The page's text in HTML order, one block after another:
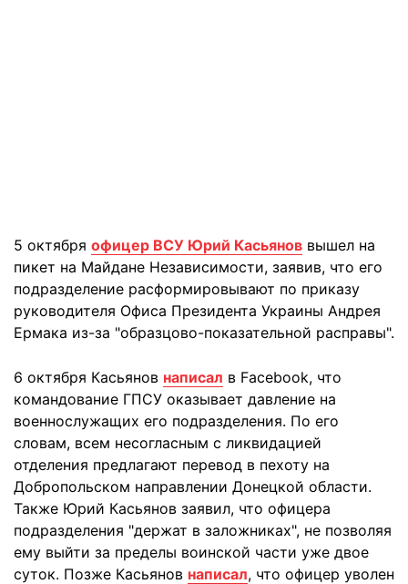
5 октября офицер ВСУ Юрий Касьянов вышел на
пикет на Майдане Независимости, заявив, что его
подразделение расформировывают по приказу
руководителя Офиса Президента Украины Андрея
Ермака из-за "образцово-показательной расправы".
6 октября Касьянов написал в Facebook, что
командование ГПСУ оказывает давление на
военнослужащих его подразделения. По его
словам, всем несогласным с ликвидацией
отделения предлагают перевод в пехоту на
Добропольском направлении Донецкой области.
Также Юрий Касьянов заявил, что офицера
подразделения "держат в заложниках", не позволяя
ему выйти за пределы воинской части уже двое
суток. Позже Касьянов написал, что офицер уволен